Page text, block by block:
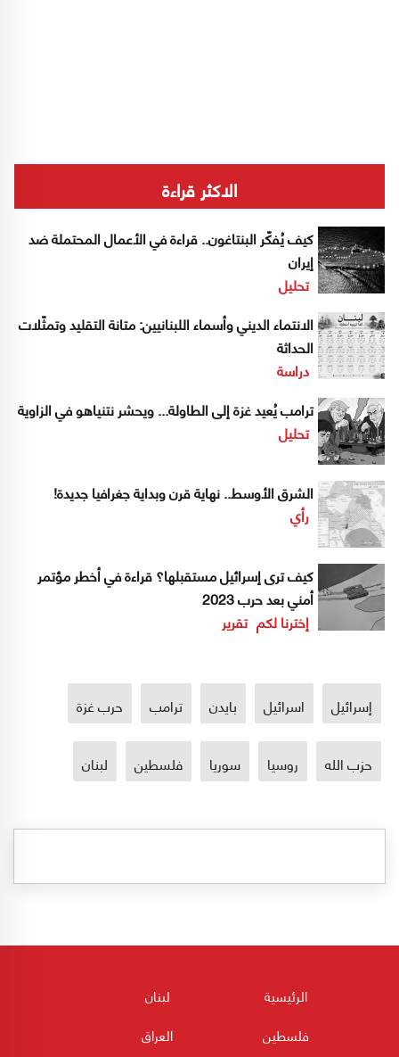
الاكثر قراءة
كيف يُفكّر البنتاغون.. قراءة في الأعمال المحتملة ضد
إيران
تحليل
الانتماء الديني وأسماء اللبنانيين: متانة التقليد وتمثّلات
الحداثة
دراسة
ترامب يُعيد غزة إلى الطاولة... ويحشر نتنياهو في الزاوية
تحليل
الشرق الأوسط.. نهاية قرن وبداية جغرافيا جديدة!
رأي
كيف ترى إسرائيل مستقبلها؟ قراءة في أخطر مؤتمر
أمني بعد حرب 2023
إخترنا لكم تقرير
إسرائيل اسرائيل بايدن ترامب حرب غزة
حزب الله روسيا سوريا فلسطين لبنان
الرئيسية
لبنان
فلسطين
العراق